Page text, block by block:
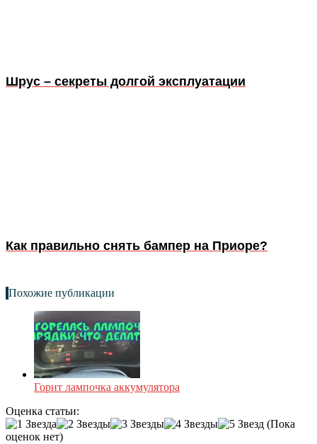
Шрус – секреты долгой эксплуатации
Как правильно снять бампер на Приоре?
Похожие публикации
Горит лампочка аккумулятора
Оценка статьи:
(Пока
оценок нет)